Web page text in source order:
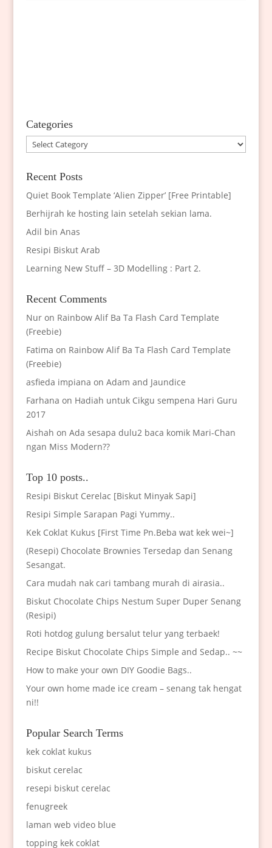
Categories
Categories
Recent Posts
Quiet Book Template ‘Alien Zipper’ [Free Printable]
Berhijrah ke hosting lain setelah sekian lama.
Adil bin Anas
Resipi Biskut Arab
Learning New Stuff – 3D Modelling : Part 2.
Recent Comments
Nuron Rainbow Alif Ba Ta Flash Card Template
(Freebie)
Fatima on Rainbow Alif Ba Ta Flash Card Template
(Freebie)
asfieda impiana on Adam and Jaundice
Farhana on Hadiah untuk Cikgu sempena Hari Guru
2017
Aishah on Ada sesapa dulu2 baca komik Mari-Chan
ngan Miss Modern??
Top 10 posts..
Resipi Biskut Cerelac [Biskut Minyak Sapi]
Resipi Simple Sarapan Pagi Yummy..
Kek Coklat Kukus [First Time Pn.Beba wat kek wei~]
(Resepi) Chocolate Brownies Tersedap dan Senang
Sesangat.
Cara mudah nak cari tambang murah di airasia..
Biskut Chocolate Chips Nestum Super Duper Senang
(Resipi)
Roti hotdog gulung bersalut telur yang terbaek!
Recipe Biskut Chocolate Chips Simple and Sedap.. ~~
How to make your own DIY Goodie Bags..
Your own home made ice cream – senang tak hengat
ni!!
Popular Search Terms
kek coklat kukus
biskut cerelac
resepi biskut cerelac
fenugreek
laman web video blue
topping kek coklat